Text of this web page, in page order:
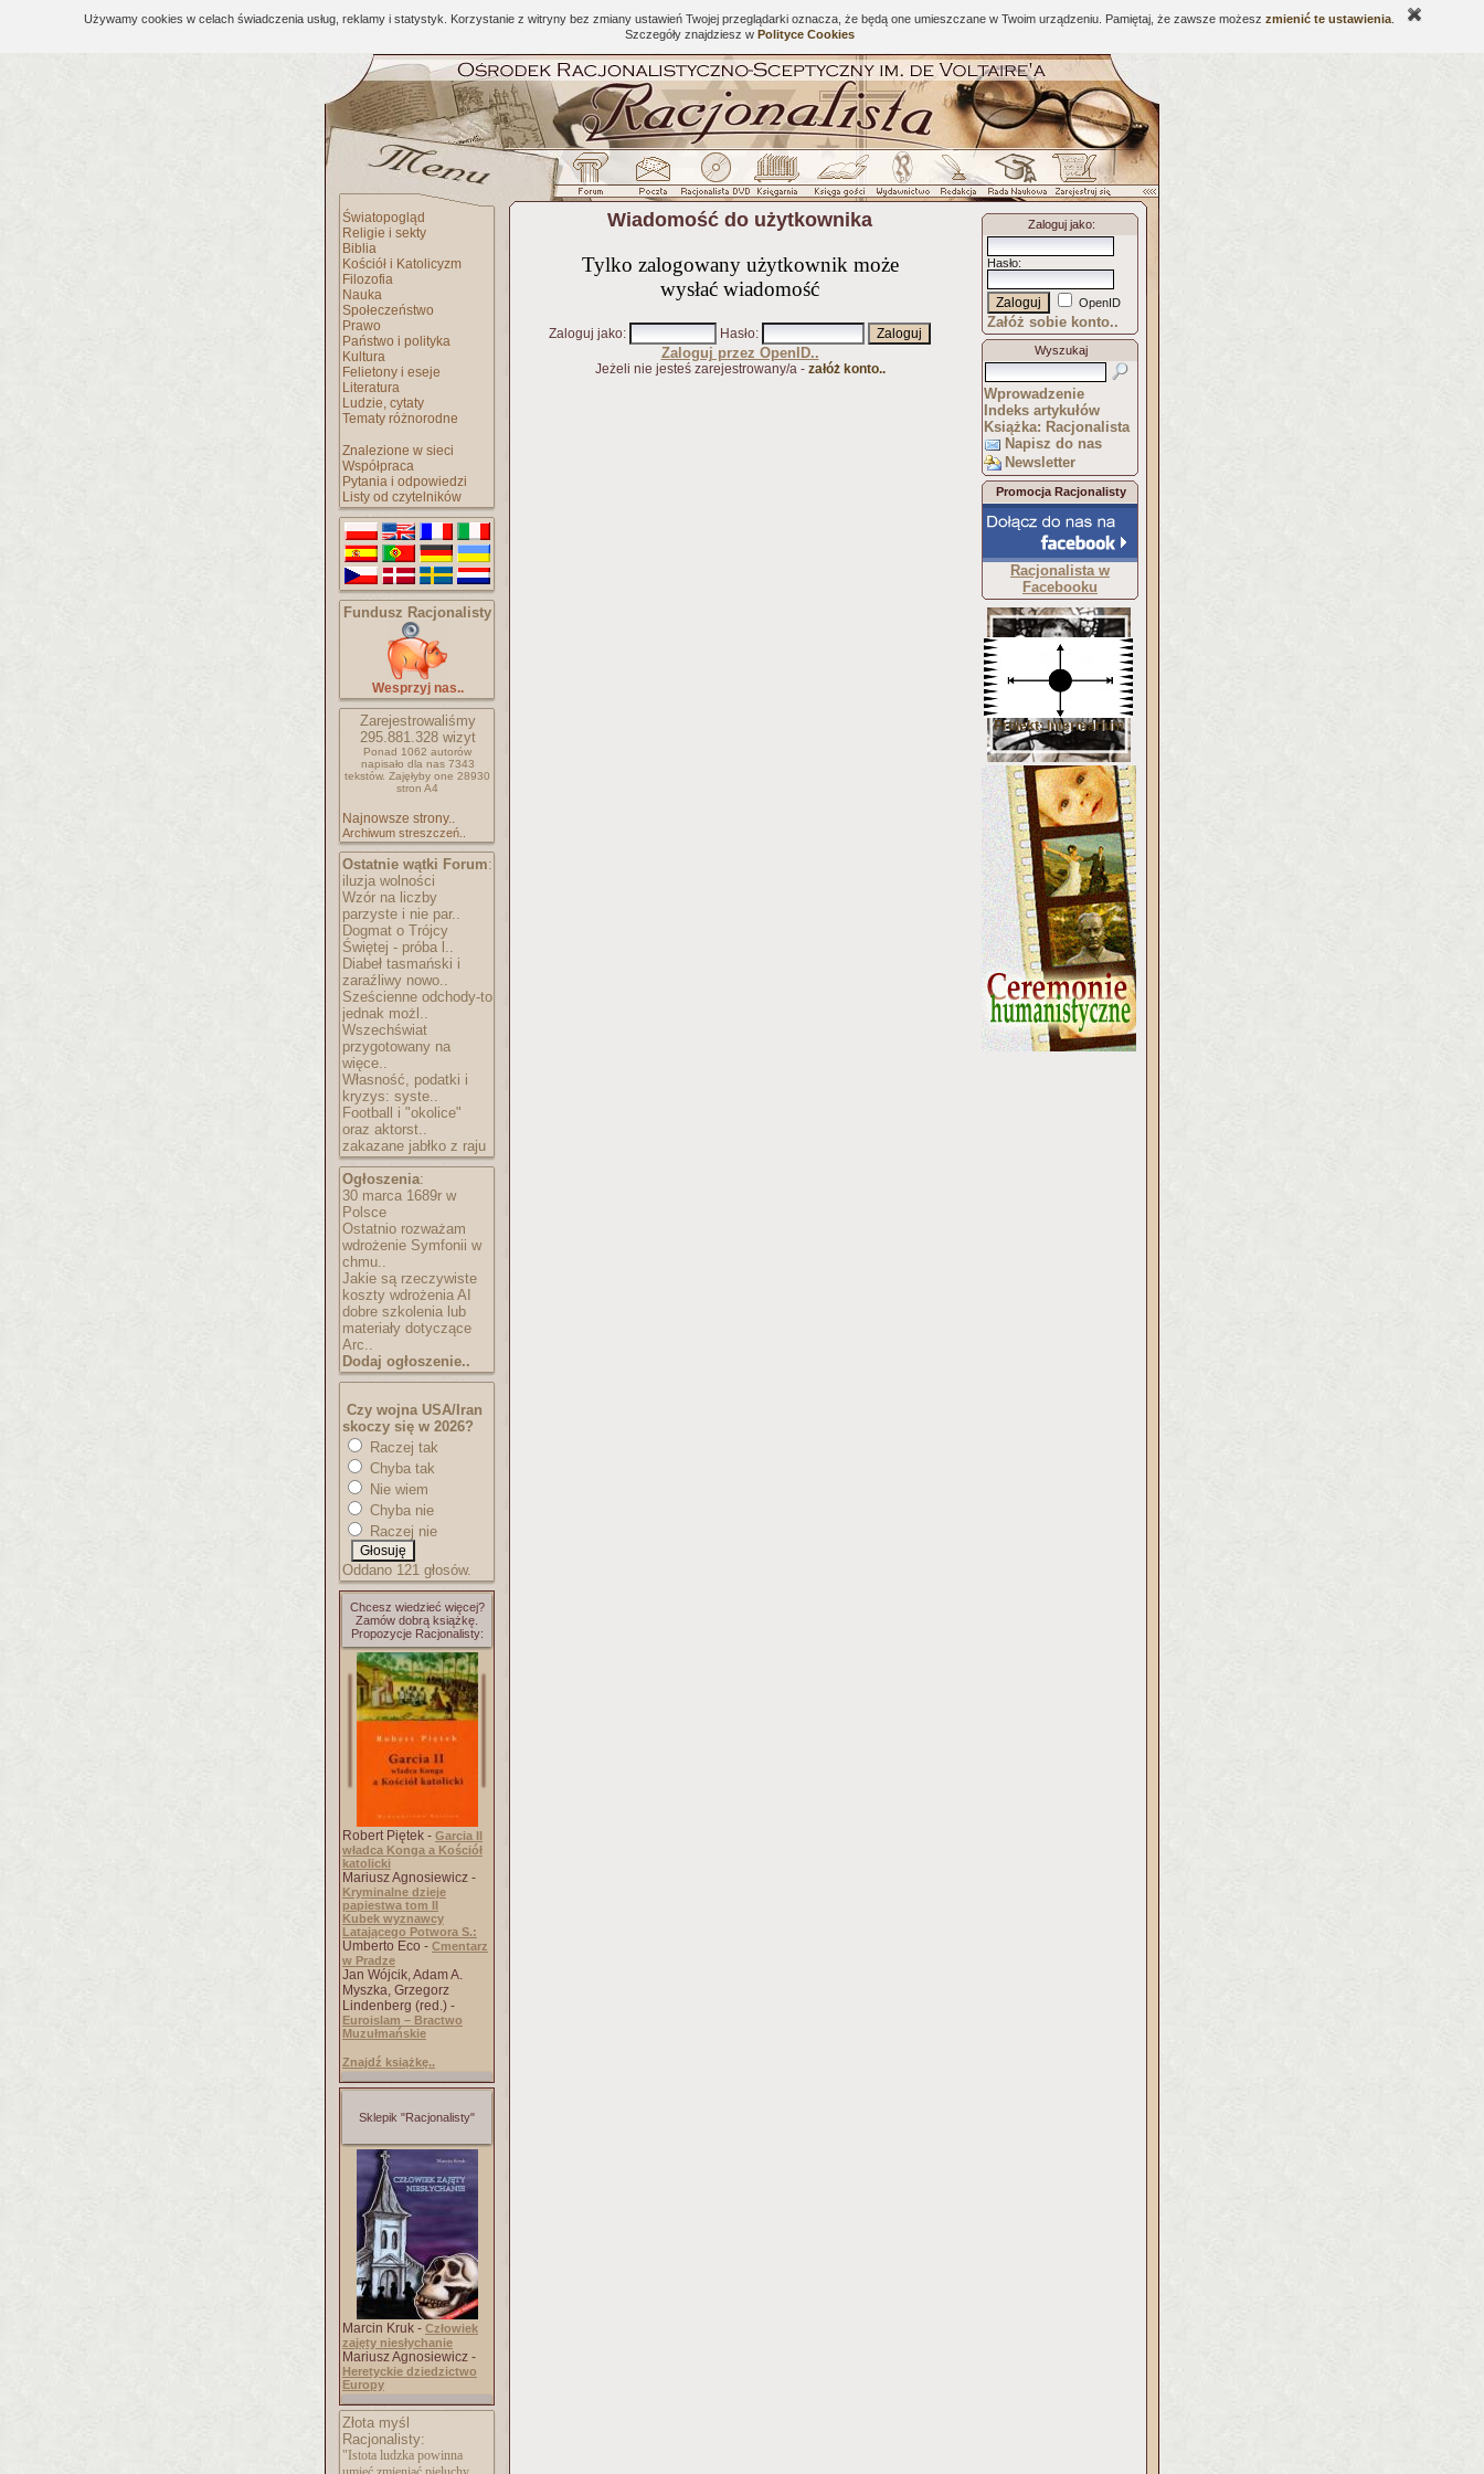
Używamy cookies w celach świadczenia usług, reklamy i statystyk. Korzystanie z witryny bez zmiany ustawień Twojej przeglądarki oznacza, że będą one umieszczane w Twoim urządzeniu. Pamiętaj, że zawsze możesz zmienić te ustawienia
Szczegóły znajdziesz w Polityce Cookies
Światopogląd
Religie i sekty
Biblia
Kościół i Katolicyzm
Filozofia
Nauka
Społeczeństwo
Prawo
Państwo i polityka
Kultura
Felietony i eseje
Literatura
Ludzie, cytaty
Tematy różnorodne
Znalezione w sieci
Współpraca
Pytania i odpowiedzi
Listy od czytelników
Fundusz Racjonalisty
Wesprzyj nas..
Zarejestrowaliśmy
295.881.328wizyt
Ponad 1062 autorów
napisało dla nas 7343
tekstów. Zajęłyby one 28930
stron A4
Najnowsze strony..
Archiwum streszczeń..
Ostatnie wątki Forum:
iluzja wolności
Wzór na liczby
parzyste i nie par..
Dogmat o Trójcy
Świętej - próba l..
Diabeł tasmański i
zaraźliwy nowo..
Sześcienne odchody-to
jednak możl..
Wszechświat
przygotowany na
więce..
Własność, podatki i
kryzys: syste..
Football i "okolice"
oraz aktorst..
zakazane jabłko z raju
Ogłoszenia:
30 marca 1689r w
Polsce
Ostatnio rozważam
wdrożenie Symfonii w
chmu..
Jakie są rzeczywiste
koszty wdrożenia AI
dobre szkolenia lub
materiały dotyczące
Arc..
Dodaj ogłoszenie..
Czy wojna USA/Iran
skoczy się w 2026?
Raczej tak
Chyba tak
Nie wiem
Chyba nie
Raczej nie
Oddano 121 głosów.
Chcesz wiedzieć więcej?
Zamów dobrą książkę.
Propozycje Racjonalisty:
Robert Piętek - Garcia II
władca Konga a Kościół
katolicki
Mariusz Agnosiewicz -
Kryminalne dzieje
papiestwa tom II
Kubek wyznawcy
Latającego Potwora S.:
Umberto Eco - Cmentarz
w Pradze
Jan Wójcik, Adam A.
Myszka, Grzegorz
Lindenberg (red.) -
Euroislam – Bractwo
Muzułmańskie
Znajdź książkę..
Sklepik "Racjonalisty"
Marcin Kruk - Człowiek
zajęty niesłychanie
Mariusz Agnosiewicz -
Heretyckie dziedzictwo
Europy
Złota myśl
Racjonalisty:
"Istota ludzka powinna
Wiadomość do użytkownika
Tylko zalogowany użytkownik może
wysłać wiadomość
Zaloguj jako: Hasło:
Zaloguj przez OpenID..
Jeżeli nie jesteś zarejestrowany/a - załóż konto..
Zaloguj jako:
Hasło:
OpenID
Załóż sobie konto..
Wyszukaj
Wprowadzenie
Indeks artykułów
Książka: Racjonalista
Napisz do nas
Newsletter
Promocja Racjonalisty
Racjonalista w
Facebooku